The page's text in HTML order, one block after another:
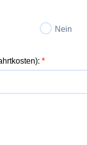
Nein
*